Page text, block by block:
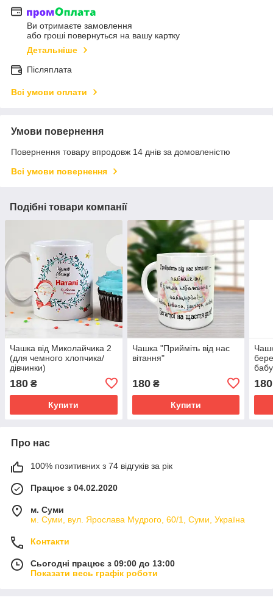
Ви отримаєте замовлення
або гроші повернуться на вашу картку
Детальніше
Післяплата
Всі умови оплати
Умови повернення
Повернення товару впродовж 14 днів за домовленістю
Всі умови повернення
Подібні товари компанії
Чашка від Миколайчика 2
(для чемного хлопчика/
дівчинки)
180 ₴
Купити
Чашка "Прийміть від нас
вітання"
180₴
Купити
180
Про нас
100% позитивних з 74 відгуків за рік
Працює з 04.02.2020
м. Суми
м. Суми, вул. Ярослава Мудрого, 60/1, Суми, Україна
Контакти
Сьогодні працює з 09:00 до 13:00
Показати весь графік роботи